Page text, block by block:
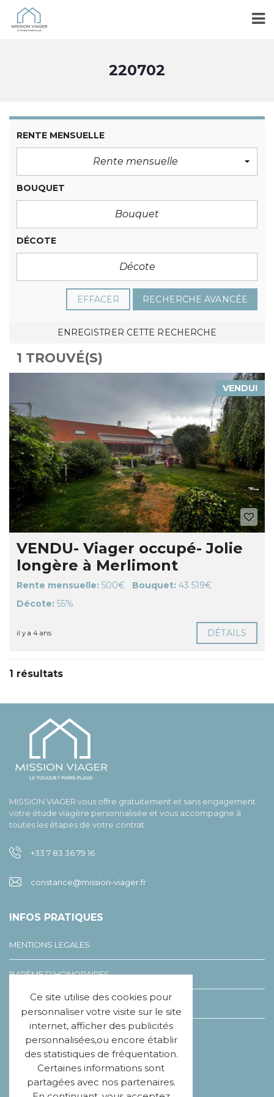
220702
RENTE MENSUELLE
Rente mensuelle
BOUQUET
DÉCOTE
EFFACER RECHERCHE AVANCÉE
ENREGISTRER CETTE RECHERCHE
1 TROUVÉ(S)
VENDU!
VENDU- Viager occupé- Jolie
longère à Merlimont
Rente mensuelle: 500€ Bouquet: 43 519€
Décote: 55%
il y a 4 ans DÉTAILS
1 résultats
MISSION VIAGER vous offre gratuitement et sans engagement
votre étude viagère personnalisée et vous accompagne à
toutes les étapes de votre contrat.
+33 7 83 36 79 16
constance@mission-viager.fr
INFOS PRATIQUES
MENTIONS LEGALES
BARÈME D’HONORAIRES
LEXIQUE DU VIAGER
CHARTE ÉTHIQUE
Ce site utilise des cookies pour
personnaliser votre visite sur le site
internet, afficher des publicités
personnalisées,ou encore établir
des statistiques de fréquentation.
Certaines informations sont
partagées avec nos partenaires.